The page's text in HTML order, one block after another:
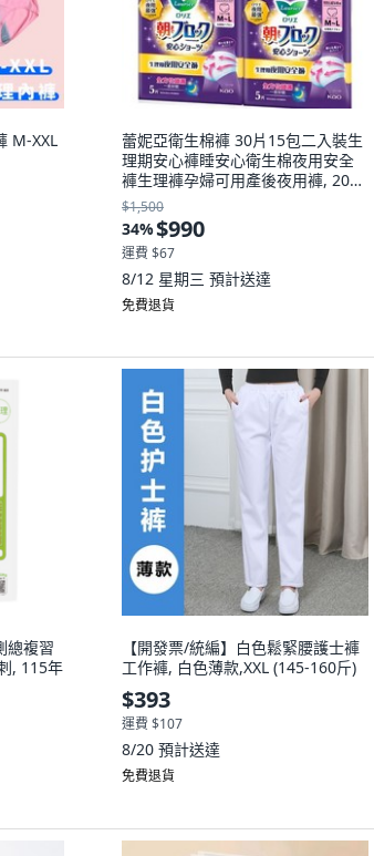
M-XXL
蕾妮亞衛生棉褲 30片15包二入裝生
理期安心褲睡安心衛生棉夜用安全
褲生理褲孕婦可用產後夜用褲, 20片
4包5入裝限量超過10包請選郵局
$1,500
34%$990
運費 $67
8/12 星期三 預計送達
免費退貨
總複習
, 115年
【開發票/統編】白色鬆緊腰護士褲
工作褲, 白色薄款,XXL (145-160斤)
$393
運費 $107
8/20 預計送達
免費退貨